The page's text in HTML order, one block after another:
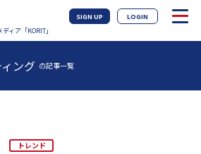
ィア「KORIT」
SIGN UP LOGIN
ング の記事一覧
トレンド